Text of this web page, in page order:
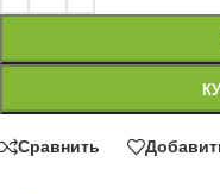
Сравнить